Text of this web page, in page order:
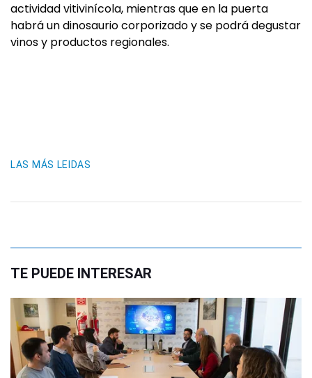
actividad vitivinícola, mientras que en la puerta
habrá un dinosaurio corporizado y se podrá degustar
vinos y productos regionales.
LAS MÁS LEIDAS
TE PUEDE INTERESAR